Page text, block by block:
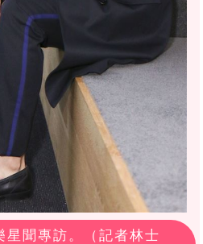
聞專訪。（記者林士